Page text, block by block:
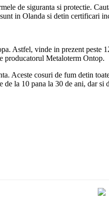
de siguranta si protectie.
in Olanda si detin certificari
Astfel, vinde in prezent peste
producatorul Metaloterm Ontop.
Aceste cosuri de fum detin
la 10 pana la 30 de ani, dar si